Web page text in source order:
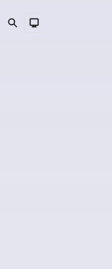
SearchDark Theme